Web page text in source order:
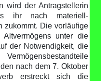
wird der Antragstellerin
ihr nach materiell-
zukommt. Die vorläufige
Altvermögens unter die
der Notwendigkeit, die
nach dem 7. Oktober
erstreckt sich die